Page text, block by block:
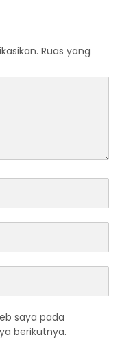
Ruas yang
saya pada
berikutnya.